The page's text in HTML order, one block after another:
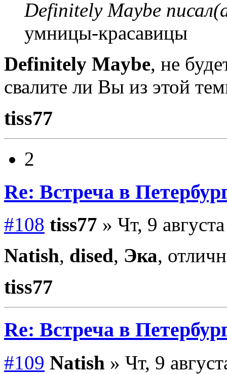
Definitely Maybe
умницы-красавицы
Definitely Maybe, не
свалите ли Вы из этой
tiss77
2
Re: Встреча в
#108 tiss77 » Чт, 9
Natish, dised, Эка,
tiss77
Re: Встреча в
#109 Natish » Чт, 9